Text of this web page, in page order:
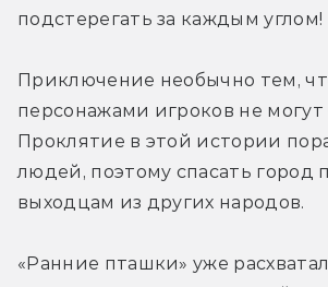
подстерегать за каждым углом!
Приключение необычно тем,
персонажами игроков не
Проклятие в этой истории
людей, поэтому спасать город
выходцам из других народов.
«Ранние пташки» уже